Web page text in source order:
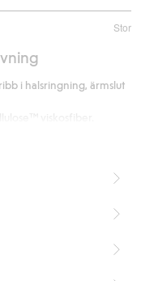
Stor
i halsringning, ärmslut